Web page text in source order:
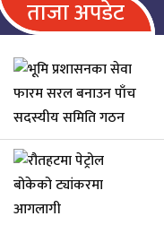
ताजा अपडेट